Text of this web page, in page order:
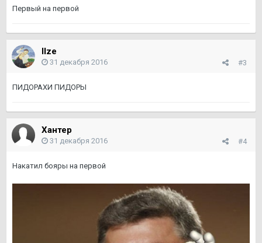
Первый на первой
Ilze
#3
31 декабря 2016
ПИДОРАХИ ПИДОРЫ
Хантер
#4
31 декабря 2016
Накатил бояры на первой